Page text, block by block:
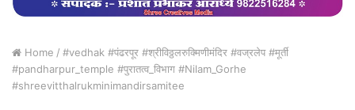
Home / #vedhak #पंढरपूर #श्रीविठ्ठलरुक्मिणीमंदिर #वज्रलेप #मूर्ती
#pandharpur_temple #पुरातत्व_विभाग #Nilam_Gorhe
#shreevitthalrukminimandirsamitee